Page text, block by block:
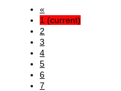
«
1 (current)
2
3
4
5
6
7